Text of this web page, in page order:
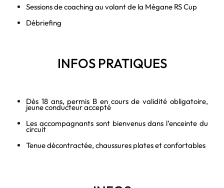
Sessions de coaching au volant de la Mégane RS Cup
Débriefing
INFOS PRATIQUES
Dès 18 ans, permis B en cours de validité obligatoire,
jeune conducteur accepté
Les accompagnants sont bienvenus dans l’enceinte du
circuit
Tenue décontractée, chaussures plates et confortables